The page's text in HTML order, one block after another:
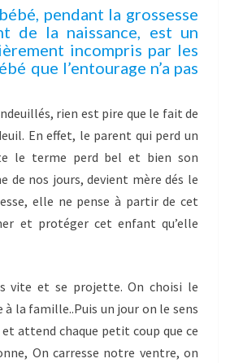
pendant la grossesse
de la naissance, est un
incompris par les
que l’entourage n’a pas
rien est pire que le fait de
En effet, le parent qui perd un
le terme perd bel et bien son
de nos jours, devient mère dés le
elle ne pense à partir de cet
et protéger cet enfant qu’elle
vite et se projette. On choisi le
à la famille..Puis un jour on le sens
attend chaque petit coup que ce
On carresse notre ventre, on